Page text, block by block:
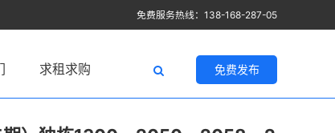
免费服务热线：138-168-287-05
求租求购 免费发布